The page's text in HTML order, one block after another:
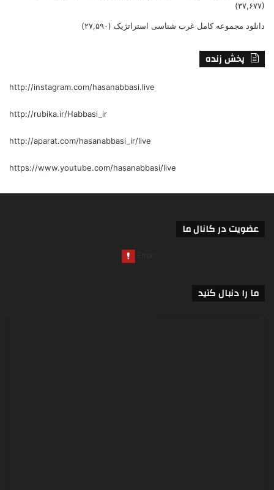
(۳۷,۶۷۷)
دانلود مجموعه کامل غرب شناسی استراتژیک (۲۷,۵۹۰)
پخش زنده
http://instagram.com/hasanabbasi.live
http://rubika.ir/Habbasi_ir
http://aparat.com/hasanabbasi_ir/live
https://www.youtube.com/hasanabbasi/live
عضویت در کانال ما
ما را دنبال کنید